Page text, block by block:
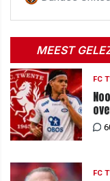
MEEST
FC
FC